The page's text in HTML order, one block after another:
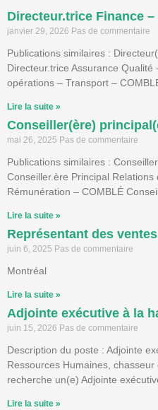
Directeur.trice Finance –
janvier 29, 2026 Pas de commentaire
Publications similaires :
Directeur.trice Assurance
opérations – Transport –
Lire la suite »
Conseiller(ère)
mai 26, 2025 Pas de commentaire
Publications similaires :
Conseiller.ère Principal
Rémunération – COMBLÉ
Lire la suite »
Représentant des ventes
juin 6, 2025 Pas de commentaire
Montréal
Lire la suite »
Adjointe exécutive à la
juin 15, 2026 Pas de commentaire
Description du poste : Adjointe
Ressources Humaines,
recherche un(e) Adjointe
Lire la suite »